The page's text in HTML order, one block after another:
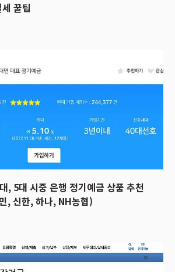
꿀팁
, 5대 시중 은행 정기예금 상품 추천
, 신한, 하나, NH농협)